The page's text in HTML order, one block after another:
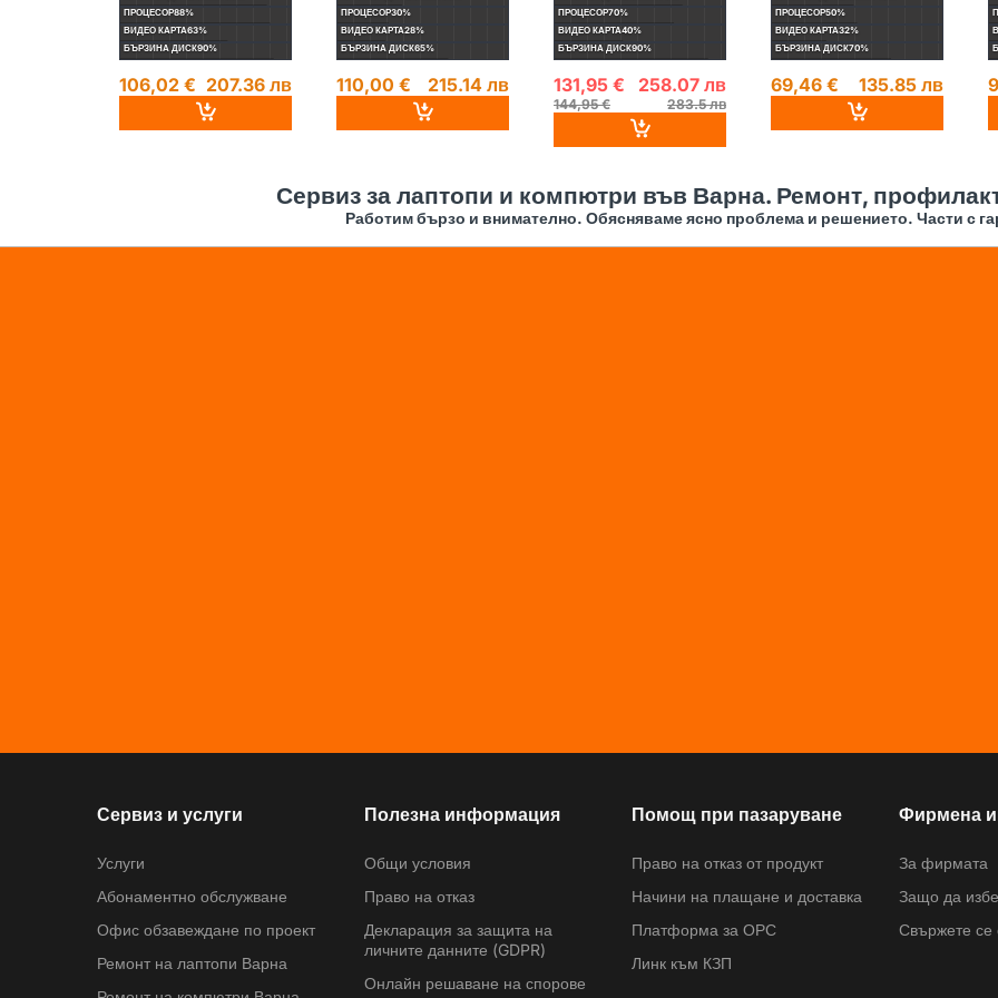
ПРОЦЕСОР88%
ВИДЕО КАРТА63%
БЪРЗИНА ДИСК90%
106,02 € 207.36 лв
ПРОЦЕСОР30%
ВИДЕО КАРТА28%
БЪРЗИНА ДИСК65%
110,00 € 215.14 лв
ПРОЦЕСОР70%
ВИДЕО КАРТА40%
БЪРЗИНА ДИСК90%
131,95 € 258.07 лв
144,95 € 283.5 лв
ПРОЦЕСОР50%
ВИДЕО КАРТА32%
БЪРЗИНА ДИСК70%
69,46 € 135.85 лв
Сервиз за лаптопи и компютри във Варна. Ремонт,
Работим бързо и внимателно. Обясняваме ясно проблема и решението. Части с
Сервиз и услуги
Услуги
Абонаментно обслужване
Офис обзавеждане по проект
Ремонт на лаптопи Варна
Полезна информация
Общи условия
Право на отказ
Декларация за защита на
личните данните (GDPR)
Онлайн решаване на спорове
Помощ при пазаруване
Право на отказ от продукт
Начини на плащане и доставка
Платформа за ОРС
Линк към КЗП
Фирмена
За фирмата
Защо да
Свържете се